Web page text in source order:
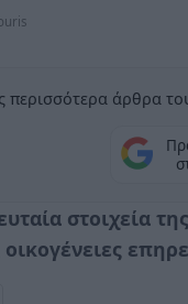
περισσότερα άρθρα
στοιχεία